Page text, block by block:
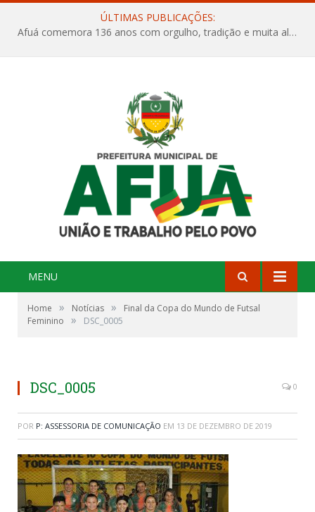
ÚLTIMAS PUBLICAÇÕES:
Afuá comemora 136 anos com orgulho, tradição e muita alegria na Quadra Dr. Nelson Salomão
MENU
Home » Notícias »
Final da Copa do Mundo de Futsal
Feminino
» DSC_0005
DSC_0005 0
POR P: ASSESSORIA DE COMUNICAÇÃO EM 13 DE DEZEMBRO DE 2019